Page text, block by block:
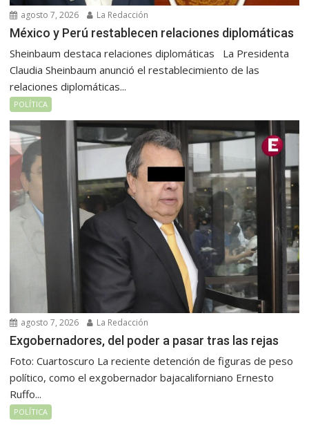
agosto 7, 2026 La Redacción
México y Perú restablecen relaciones diplomáticas
Sheinbaum destaca relaciones diplomáticas La Presidenta
Claudia Sheinbaum anunció el restablecimiento de las
relaciones diplomáticas...
POLÍTICA
agosto 7, 2026 La Redacción
Exgobernadores, del poder a pasar tras las rejas
Foto: Cuartoscuro La reciente detención de figuras de peso
político, como el exgobernador bajacaliforniano Ernesto
Ruffo...
POLÍTICA